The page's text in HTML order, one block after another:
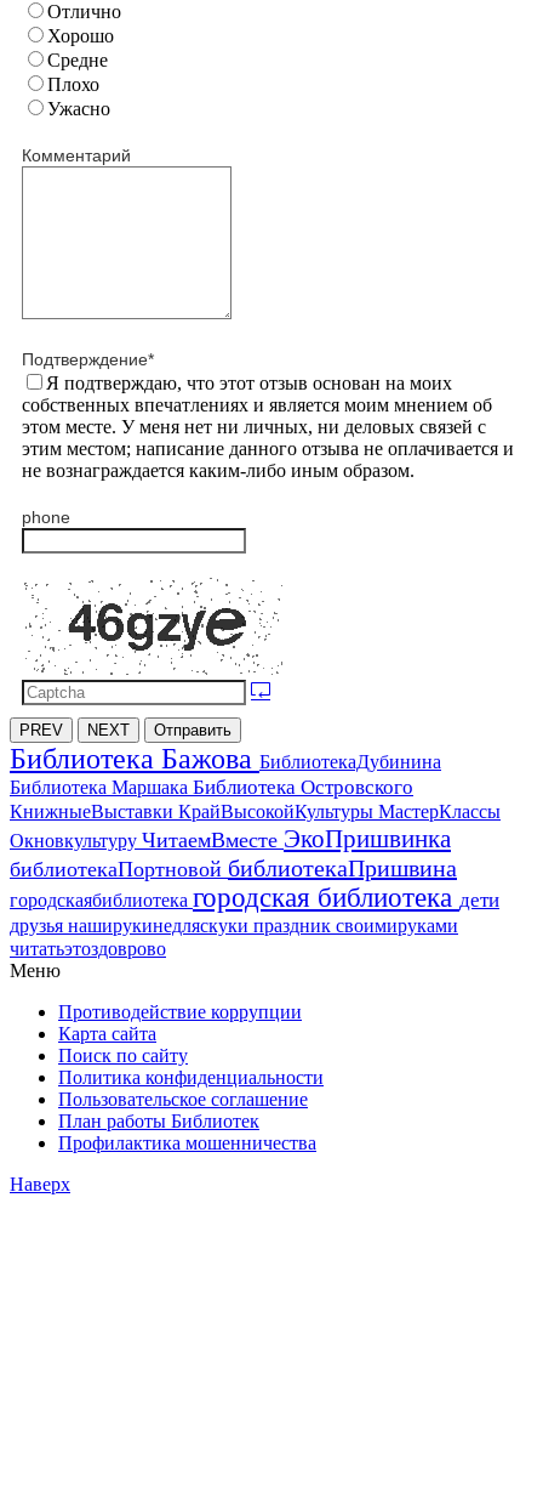
Отлично
Хорошо
Средне
Плохо
Ужасно
Комментарий
Подтверждение*
Я подтверждаю, что этот отзыв основан на моих
собственных впечатлениях и является моим мнением об
этом месте. У меня нет ни личных, ни деловых связей с
этим местом; написание данного отзыва не оплачивается и
не вознаграждается каким-либо иным образом.
phone
PREV NEXT Отправить
Библиотека Бажова БиблиотекаДубинина
Библиотека Маршака Библиотека Островского
КнижныеВыставки КрайВысокойКультуры МастерКлассы
Окновкультуру ЧитаемВместе ЭкоПришвинка
библиотекаПортновой библиотекаПришвина
городскаябиблиотека городская библиотека дети
друзья наширукинедляскуки праздник своимируками
читатьэтоздоврово
Меню
Противодействие коррупции
Карта сайта
Поиск по сайту
Политика конфиденциальности
Пользовательское соглашение
План работы Библиотек
Профилактика мошенничества
Наверх